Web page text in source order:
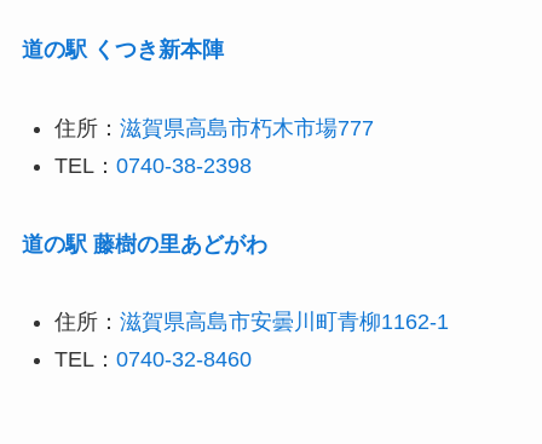
道の駅 くつき新本陣
住所： 滋賀県高島市朽木市場777
TEL： 0740-38-2398
道の駅 藤樹の里あどがわ
住所： 滋賀県高島市安曇川町青柳1162-1
TEL： 0740-32-8460